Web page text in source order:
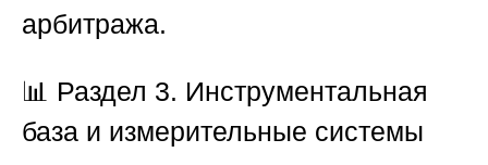
арбитража.
📊 Раздел 3. Инструментальная
база и измерительные системы